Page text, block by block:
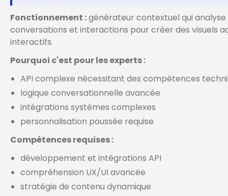
Fonctionnement :générateur contextuel qui analyse
conversations et interactions pour créer des visuels
interactifs.
Pourquoi c'est pour les experts :
API complexe nécessitant des compétences
logique conversationnelle avancée
intégrations systèmes complexes
personnalisation poussée requise
Compétences requises :
développement et intégrations API
compréhension UX/UI avancée
stratégie de contenu dynamique